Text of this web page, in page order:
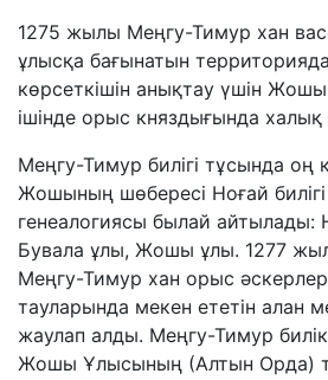
1275 жылы Меңгу-Тимур хан
ұлысқа бағынатын
көрсеткішін анықтау үшін
ішінде орыс княздығында халық
Меңгу-Тимур билігі тұсында оң
Жошының шөбересі Ноғай
генеалогиясы былай айтылады:
Бувала ұлы, Жошы ұлы. 1277
Меңгу-Тимур хан орыс
тауларында мекен ететін алан
жаулап алды. Меңгу-Тимур билік
Жошы Ұлысының (Алтын Орда)